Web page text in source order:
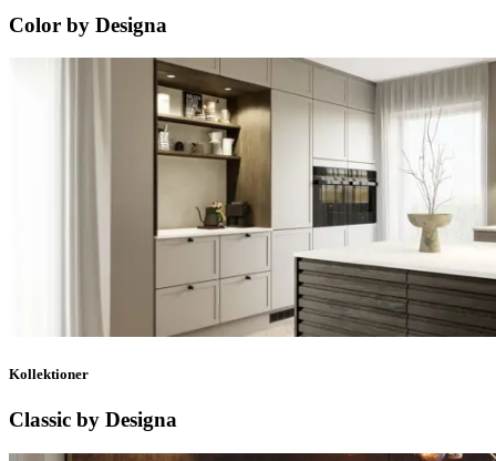
Color by Designa
Kollektioner
Classic by Designa